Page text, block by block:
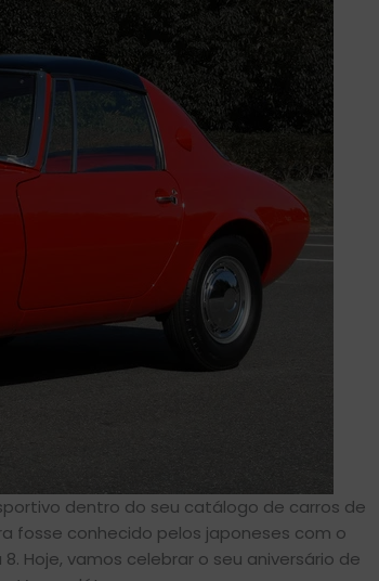
dentro do seu catálogo de carros de
fosse conhecido pelos japoneses com o
Hoje, vamos celebrar o seu aniversário de